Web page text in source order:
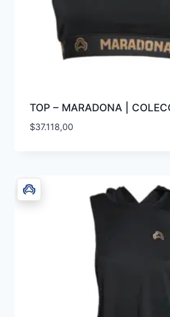
TOP – MARADONA |
$37.118,00